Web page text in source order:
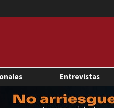
Entrevistas